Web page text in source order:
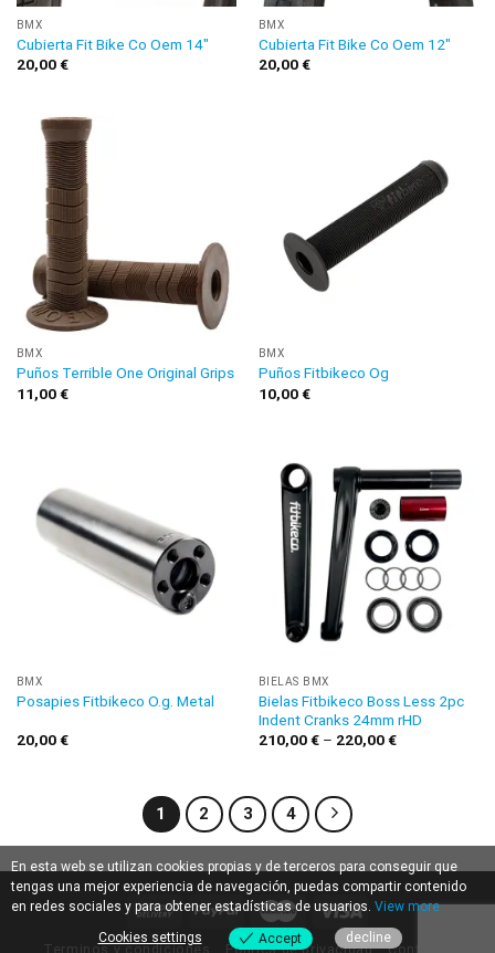
BMX
Cubierta Fit Bike Co Oem 14″
20,00€
BMX
Cubierta Fit Bike Co Oem 12″
20,00€
BMX
Puños Terrible One Original Grips
11,00€
BMX
Puños Fitbikeco Og
10,00€
BMX
Posapies Fitbikeco O.g. Metal
20,00€
BIELAS BMX
Bielas Fitbikeco Boss Less 2pc
Indent Cranks 24mm rHD
210,00€– 220,00€
1 2 3 4
En esta web se utilizan cookies propias y de terceros para conseguir que
tengas una mejor experiencia de navegación, puedas compartir contenido
en redes sociales y para obtener estadísticas de usuarios. View more
Cookies settings
Accept decline